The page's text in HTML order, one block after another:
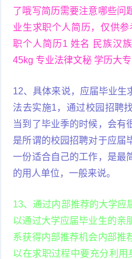
了哦写简历需要注意哪些问
业生求职个人简历，仅供
职个人简历1 姓名 民族汉
45kg 专业法律文秘 学历大专
12、具体来说，应届毕业生
法去实施1，通过校园招聘
当到了毕业季的时候，会有
是所谓的校园招聘对于应届
一份适合自己的工作，是最
的用人单位，一般来说。
13、通过内部推荐的大学应
以通过大学应届毕业生的亲
系获得内部推荐机会内部推
以在求职过程中要充分利